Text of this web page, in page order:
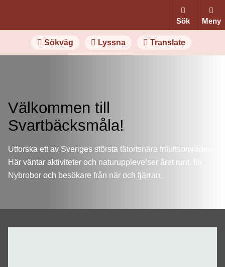
Sök Meny
Sökväg Lyssna Translate
Välkommen till
Svartbäcksmåla!
Utforska ett av Sveriges största tätortsnära friluftsområden.
Här väntar aktiviteter och naturupplevelser året runt, för
Nybrobor och besökare från när och fjärran.